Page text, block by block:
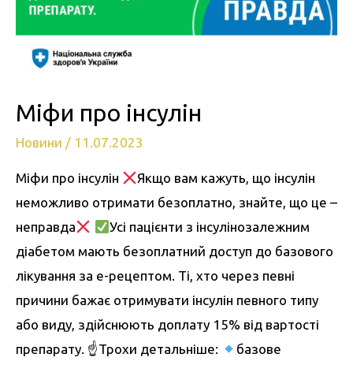
Міфи про інсулін
Новини / 11.07.2023
Міфи про інсулін
Якщо вам кажуть, що інсулін
неможливо отримати безоплатно, знайте, що це –
неправда
Усі пацієнти з інсулінозалежним
діабетом мають безоплатний доступ до базового
лікування за е-рецептом. Ті, хто через певні
причини бажає отримувати інсулін певного типу
або виду, здійснюють доплату 15% від вартості
препарату. ☝Трохи детальніше:
базове